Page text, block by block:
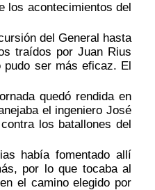
los acontecimientos del
del General hasta
traídos por Juan Rius
pudo ser más eficaz. El
quedó rendida en
el ingeniero José
los batallones del
había fomentado allí
por lo que tocaba al
el camino elegido por